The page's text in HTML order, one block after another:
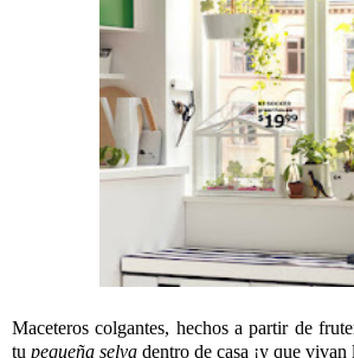
Maceteros colgantes, hechos a partir de
tu pequeña selva dentro de casa ¡y que vivan